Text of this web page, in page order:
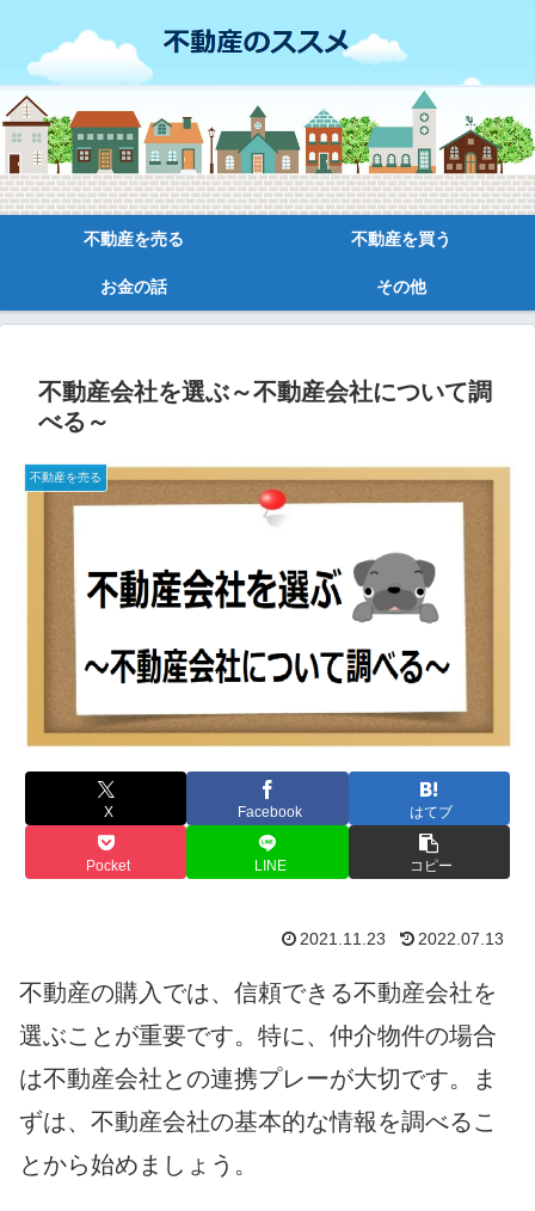
不動産を売る 不動産を買う
お金の話 その他
不動産会社を選ぶ～不動産会社について調
べる～
不動産を売る
X Facebook はてブ
Pocket LINE コピー
2021.11.23 2022.07.13
不動産の購入では、信頼できる不動産会社を
選ぶことが重要です。特に、仲介物件の場合
は不動産会社との連携プレーが大切です。ま
ずは、不動産会社の基本的な情報を調べるこ
とから始めましょう。